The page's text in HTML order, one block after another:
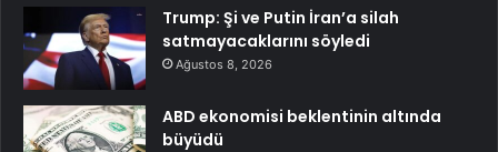
Trump: Şi ve Putin İran’a silah
satmayacaklarını söyledi
Ağustos 8, 2026
ABD ekonomisi beklentinin altında
büyüdü